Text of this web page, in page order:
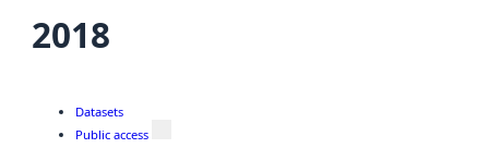
2018
Datasets
Public access